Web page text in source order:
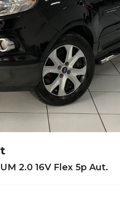
2.0 16V Flex 5p Aut.